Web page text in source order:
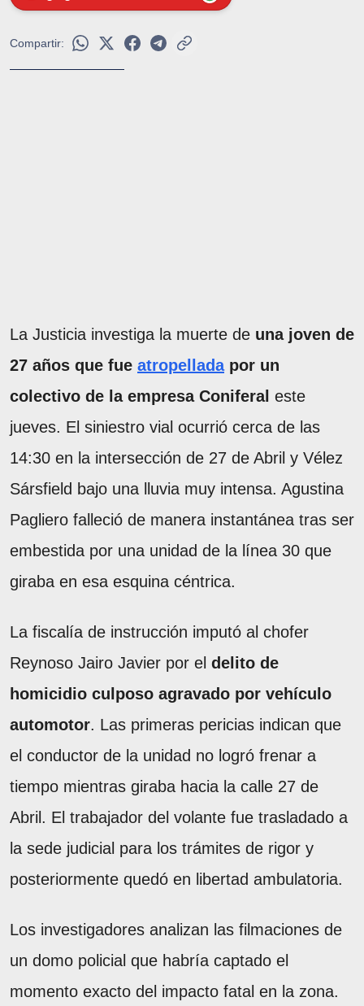
Compartir:
La Justicia investiga la muerte de una joven de
27 años que fue atropelladapor un
colectivo de la empresa Coniferal este
jueves. El siniestro vial ocurrió cerca de las
14:30 en la intersección de 27 de Abril y Vélez
Sársfield bajo una lluvia muy intensa. Agustina
Pagliero falleció de manera instantánea tras ser
embestida por una unidad de la línea 30 que
giraba en esa esquina céntrica.
La fiscalía de instrucción imputó al chofer
Reynoso Jairo Javier por el delito de
homicidio culposo agravado por vehículo
automotor. Las primeras pericias indican que
el conductor de la unidad no logró frenar a
tiempo mientras giraba hacia la calle 27 de
Abril. El trabajador del volante fue trasladado a
la sede judicial para los trámites de rigor y
posteriormente quedó en libertad ambulatoria.
Los investigadores analizan las filmaciones de
un domo policial que habría captado el
momento exacto del impacto fatal en la zona.